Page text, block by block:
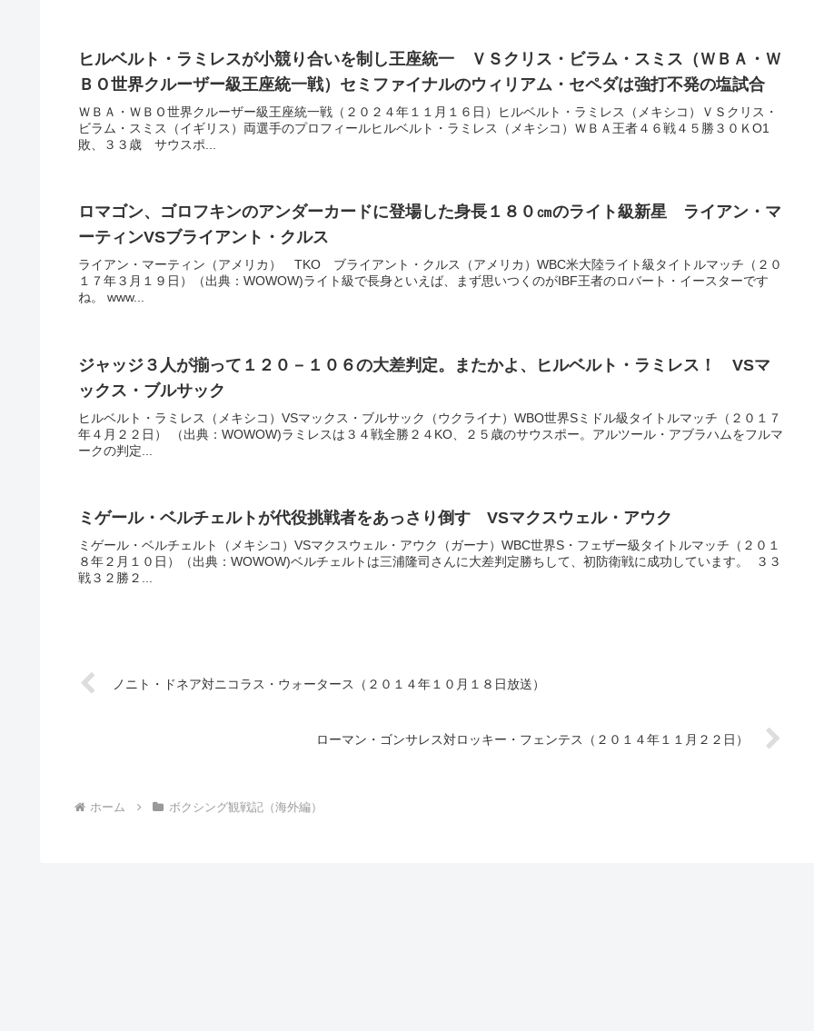
ヒルベルト・ラミレスが小競り合いを制し王座統一 ＶＳクリス・ビラム・スミス（ＷＢＡ・Ｗ
ＢＯ世界クルーザー級王座統一戦）セミファイナルのウィリアム・セペダは強打不発の塩試合
ＷＢＡ・ＷＢＯ世界クルーザー級王座統一戦（２０２４年１１月１６日）ヒルベルト・ラミレス（メキシコ）ＶＳクリス・
ビラム・スミス（イギリス）両選手のプロフィールヒルベルト・ラミレス（メキシコ）ＷＢＡ王者４６戦４５勝３０ＫO1
敗、３３歳 サウスポ...
ロマゴン、ゴロフキンのアンダーカードに登場した身長１８０㎝のライト級新星 ライアン・マ
ーティンVSブライアント・クルス
ライアン・マーティン（アメリカ） TKO ブライアント・クルス（アメリカ）WBC米大陸ライト級タイトルマッチ（２０
１７年３月１９日）（出典：WOWOW)ライト級で長身といえば、まず思いつくのがIBF王者のロバート・イースターです
ね。 www...
ジャッジ３人が揃って１２０－１０６の大差判定。またかよ、ヒルベルト・ラミレス！ VSマ
ックス・ブルサック
ヒルベルト・ラミレス（メキシコ）VSマックス・ブルサック（ウクライナ）WBO世界Sミドル級タイトルマッチ（２０１７
年４月２２日） （出典：WOWOW)ラミレスは３４戦全勝２４KO、２５歳のサウスポー。アルツール・アブラハムをフルマ
ークの判定...
ミゲール・ベルチェルトが代役挑戦者をあっさり倒す VSマクスウェル・アウク
ミゲール・ベルチェルト（メキシコ）VSマクスウェル・アウク（ガーナ）WBC世界S・フェザー級タイトルマッチ（２０１
８年２月１０日）（出典：WOWOW)ベルチェルトは三浦隆司さんに大差判定勝ちして、初防衛戦に成功しています。 ３３
戦３２勝２...
ノニト・ドネア対ニコラス・ウォータース（２０１４年１０月１８日放送）
ローマン・ゴンサレス対ロッキー・フェンテス（２０１４年１１月２２日）
ホーム ボクシング観戦記（海外編）